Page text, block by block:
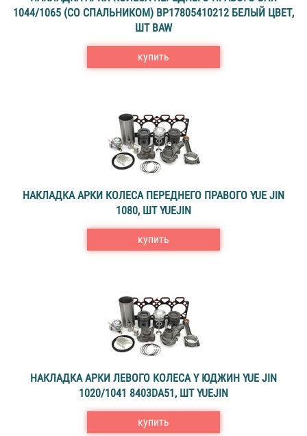
1044/1065 (СО СПАЛЬНИКОМ) ВР17805410212 БЕЛЫЙ ЦВЕТ,
ШТ BAW
купить
НАКЛАДКА АРКИ КОЛЕСА ПЕРЕДНЕГО ПРАВОГО YUE JIN
1080, ШТ YUEJIN
купить
НАКЛАДКА АРКИ ЛЕВОГО КОЛЕСА Y ЮДЖИН YUE JIN
1020/1041 8403DA51, ШТ YUEJIN
купить